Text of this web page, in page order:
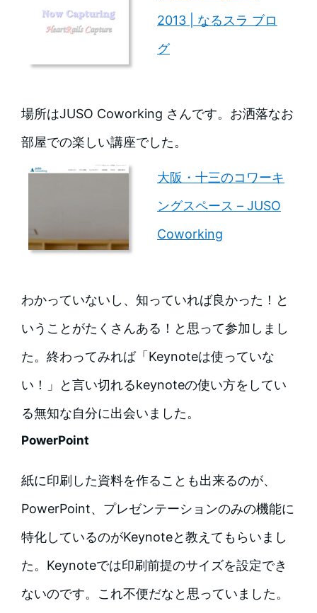
2013 | なるスラ ブロ
グ
場所はJUSO Coworking さんです。お洒落なお
部屋での楽しい講座でした。
大阪・十三のコワーキ
ングスペース – JUSO
Coworking
わかっていないし、知っていれば良かった！と
いうことがたくさんある！と思って参加しまし
た。終わってみれば「Keynoteは使っていな
い！」と言い切れるkeynoteの使い方をしてい
る無知な自分に出会いました。
PowerPoint
紙に印刷した資料を作ることも出来るのが、
PowerPoint、プレゼンテーションのみの機能に
特化しているのがKeynoteと教えてもらいまし
た。Keynoteでは印刷前提のサイズを設定でき
ないのです。これ不便だなと思っていました。